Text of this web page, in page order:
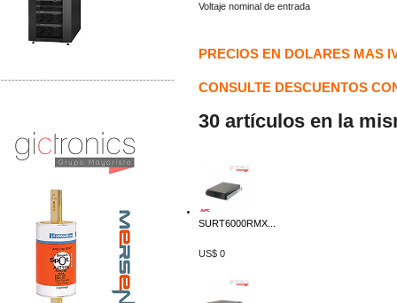
-------------------------------------------------
Voltaje nominal de entrada
PRECIOS EN DOLARES MAS
CONSULTE DESCUENTOS
30 artículos en la
SURT6000RMX...
US$ 0